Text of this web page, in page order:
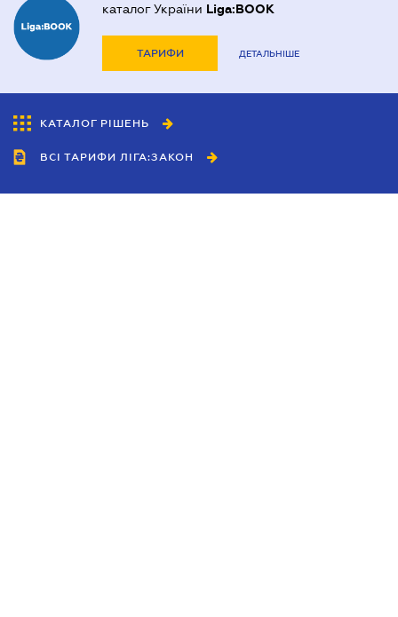
каталог України Liga:BOOK
ТАРИФИ ДЕТАЛЬНІШЕ
КАТАЛОГ РІШЕНЬ
ВСІ ТАРИФИ ЛІГА:ЗАКОН